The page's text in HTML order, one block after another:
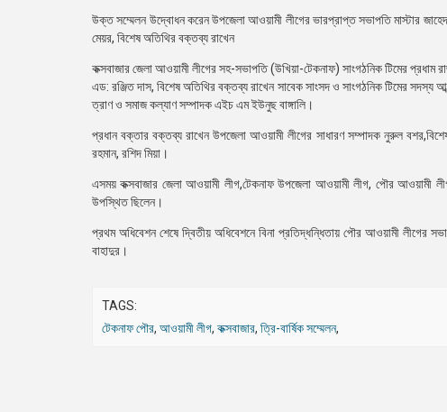
উক্ত সম্মেলন উদ্বোধন করেন উপজেলা আওয়ামী লীগের ভারপ্রাপ্ত সভাপতি মাস্টার
মেয়র, বিশেষ অতিথির বক্তব্য রাখেন
কক্সবাজার জেলা আওয়ামী লীগের সহ-সভাপতি (উখিয়া-টেকনাফ) সাংগঠনিক টিমের প্রধাম
এড: রঞ্জিত দাস, বিশেষ অতিথির বক্তব্য রাখেন সাবেক সাংসদ ও সাংগঠনিক টিমের সদস্য
ত্রাণ ও সমাজ কল্যাণ সম্পাদক এইচ এম ইউনুছ বাঙ্গালি।
প্রধান বক্তার বক্তব্য রাখেন উপজেলা আওয়ামী লীগের সাধারণ সম্পাদক নুরুল
রহমান, রশিদ মিয়া।
এসময় কক্সবাজার জেলা আওয়ামী লীগ,টেকনাফ উপজেলা আওয়ামী লীগ, পৌর আওয়ামী
উপস্থিত ছিলেন।
প্রথম অধিবেশন শেষে দ্বিতীয় অধিবেশনে বিনা প্রতিদ্ধন্ধিতায় পৌর আওয়ামী লীগের
বাহাদুর।
TAGS:
টেকনাফ পৌর, আওয়ামী লীগ, কক্সবাজার, ত্রি-বার্ষিক সম্মেলন,